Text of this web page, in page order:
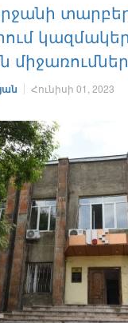
միջառումներ
Հունիսի 01, 2023